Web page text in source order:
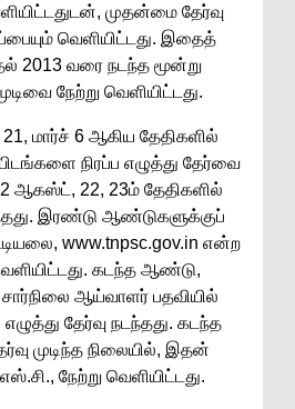
முதன்மை தேர்வு
வெளியிட்டது. இதைத்
2013 வரை நடந்த மூன்று
நேற்று வெளியிட்டது.
21, மார்ச் 6 ஆகிய தேதிகளில்
நிரப்ப எழுத்து தேர்வை
ஆகஸ்ட், 22, 23ம் தேதிகளில்
இரண்டு ஆண்டுகளுக்குப்
www.tnpsc.gov.in என்ற
கடந்த ஆண்டு,
ஆய்வாளர் பதவியில்
தேர்வு நடந்தது. கடந்த
முடிந்த நிலையில், இதன்
நேற்று வெளியிட்டது.